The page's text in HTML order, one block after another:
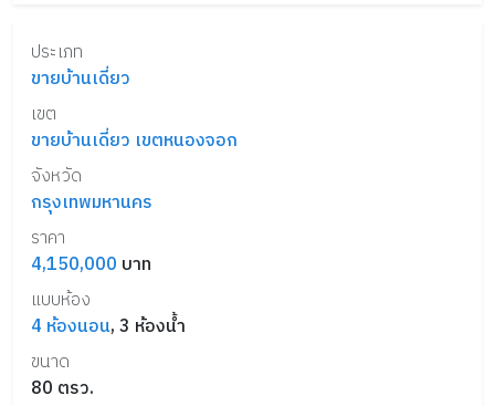
ประเภท
ขายบ้านเดี่ยว
เขต
ขายบ้านเดี่ยว เขตหนองจอก
จังหวัด
กรุงเทพมหานคร
ราคา
4,150,000 บาท
แบบห้อง
4 ห้องนอน,3 ห้องน้ำ
ขนาด
80 ตรว.